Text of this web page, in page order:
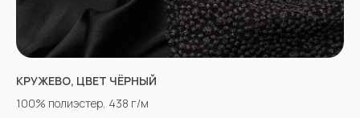
КРУЖЕВО, ЦВЕТ ЧЁРНЫЙ
100% полиэстер, 438 г/м